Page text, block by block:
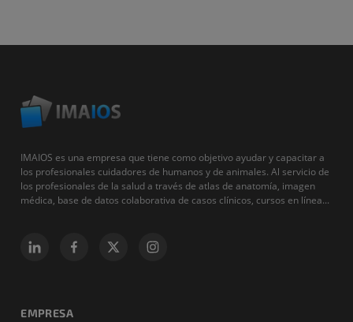
IMAIOS es una empresa que tiene como objetivo ayudar y capacitar a
los profesionales cuidadores de humanos y de animales. Al servicio de
los profesionales de la salud a través de atlas de anatomía, imagen
médica, base de datos colaborativa de casos clínicos, cursos en línea...
EMPRESA